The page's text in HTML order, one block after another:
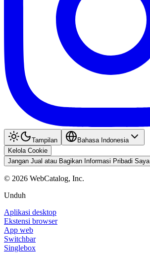
Tampilan
Bahasa Indonesia
Kelola Cookie
Jangan Jual atau Bagikan Informasi Pribadi Saya
© 2026 WebCatalog, Inc.
Unduh
Aplikasi desktop
Ekstensi browser
App web
Switchbar
Singlebox